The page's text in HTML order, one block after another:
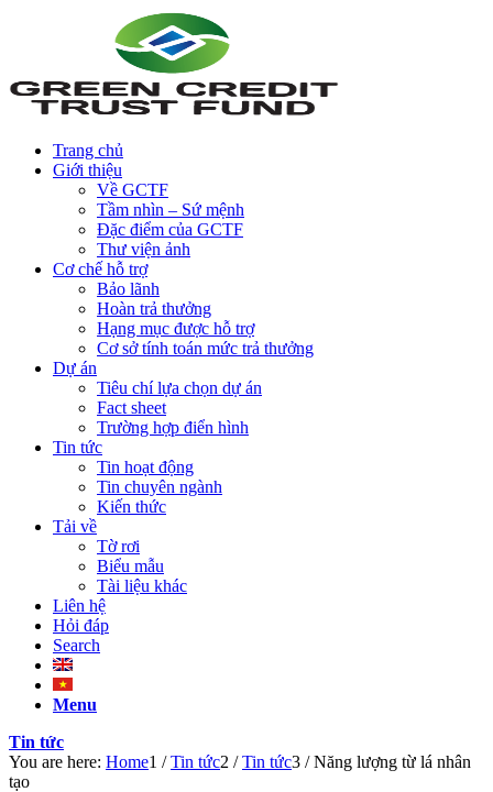
Trang chủ
Giới thiệu
Về GCTF
Tầm nhìn – Sứ mệnh
Đặc điểm của GCTF
Thư viện ảnh
Cơ chế hỗ trợ
Bảo lãnh
Hoàn trả thưởng
Hạng mục được hỗ trợ
Cơ sở tính toán mức trả thưởng
Dự án
Tiêu chí lựa chọn dự án
Fact sheet
Trường hợp điển hình
Tin tức
Tin hoạt động
Tin chuyên ngành
Kiến thức
Tải về
Tờ rơi
Biểu mẫu
Tài liệu khác
Liên hệ
Hỏi đáp
Search
Menu
Tin tức
You are here: Home1 / Tin tức2 / Tin tức3 / Năng lượng từ lá nhân
tạo